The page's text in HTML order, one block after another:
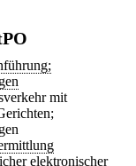
mit
elektronischer